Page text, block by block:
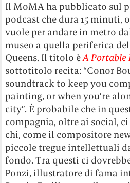
Il MoMA ha pubblicato sul
podcast che dura 15 minuti,
vuole per andare in metro
museo a quella periferica
Queens. Il titolo èA Portable
sottotitolo recita: “Conor
soundtrack to keep you
painting, or when you’re
city”. È probabile che in
compagnia, oltre ai social,
chi, come il compositore
piccole tregue intellettuali
fondo. Tra questi ci
Ponzi, illustratore di fama